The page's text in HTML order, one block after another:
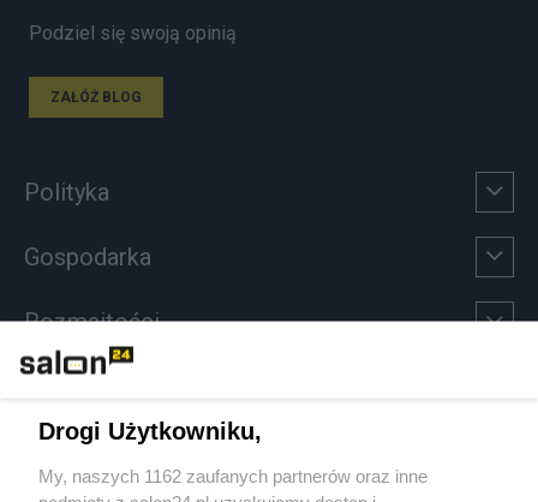
Podziel się swoją opinią
ZAŁÓŻ BLOG
Polityka
Gospodarka
Rozmaitości
Sport
Drogi Użytkowniku,
My, naszych 1162 zaufanych partnerów oraz inne